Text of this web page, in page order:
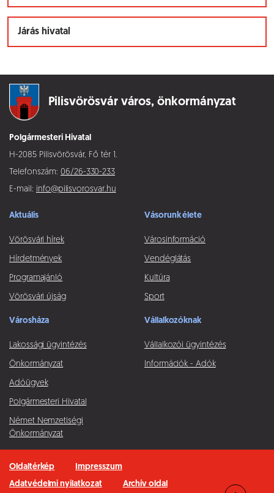
Járás hivatal
Pilisvörösvár város, önkormányzat
Polgármesteri Hivatal
H-2085 Pilisvörösvár, Fő tér 1.
Telefonszám: 06/26-330-233
E-mail: info@pilisvorosvar.hu
Aktuális
Vörösvári hírek
Hírdetmények
Programajánló
Vörösvári újság
Vásorunk élete
Városinformáció
Vendéglátás
Kultúra
Sport
Városháza
Lakossági ügyintézés
Önkormányzat
Adóügyek
Polgármesteri Hivatal
Német Nemzetiségi
Önkormányzat
Vállalkozóknak
Vállalkozói ügyintézés
Információk - Adók
Oldaltérkép
Impresszum
Adatvédelmi nyilatkozat
Archív oldal